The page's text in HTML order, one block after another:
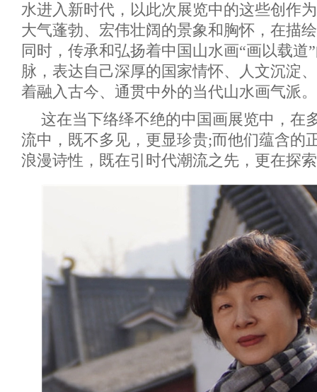
水进入新时代，以此次展览中的这些创作
大气蓬勃、宏伟壮阔的景象和胸怀，在描
同时，传承和弘扬着中国山水画“画以载道
脉，表达自己深厚的国家情怀、人文沉淀
着融入古今、通贯中外的当代山水画气派。
这在当下络绎不绝的中国画展览中，在
流中，既不多见，更显珍贵;而他们蕴含的
浪漫诗性，既在引时代潮流之先，更在探